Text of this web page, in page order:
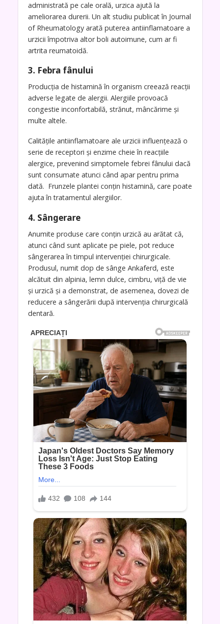
administrată pe cale orală, urzica ajută la
ameliorarea durerii. Un alt studiu publicat în Journal
of Rheumatology arată puterea antiinflamatoare a
urzicii împotriva altor boli autoimune, cum ar fi
artrita reumatoidă.
3. Febra fânului
Producția de histamină în organism creează reacții
adverse legate de alergii. Alergiile provoacă
congestie inconfortabilă, strănut, mâncărime și
multe altele.
Calitățile antiinflamatoare ale urzicii influențează o
serie de receptori și enzime cheie în reacțiile
alergice, prevenind simptomele febrei fânului dacă
sunt consumate atunci când apar pentru prima
dată. Frunzele plantei conțin histamină, care poate
ajuta în tratamentul alergiilor.
4. Sângerare
Anumite produse care conțin urzică au arătat că,
atunci când sunt aplicate pe piele, pot reduce
sângerarea în timpul intervenției chirurgicale.
Produsul, numit dop de sânge Ankaferd, este
alcătuit din alpinia, lemn dulce, cimbru, viță de vie
și urzică și a demonstrat, de asemenea, dovezi de
reducere a sângerării după intervenția chirurgicală
dentară.